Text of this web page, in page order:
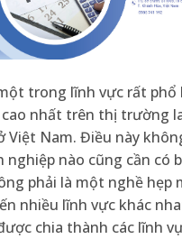
trong lĩnh vực rất phổ
cao nhất trên thị trường
Việt Nam. Điều này
nghiệp nào cũng cần có
phải là một nghề hẹp
nhiều lĩnh vực khác
chia thành các lĩnh